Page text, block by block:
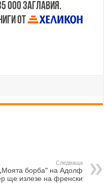
000 заглавия.
от
Следваща
борба“ на Адолф
ще излезе на френски